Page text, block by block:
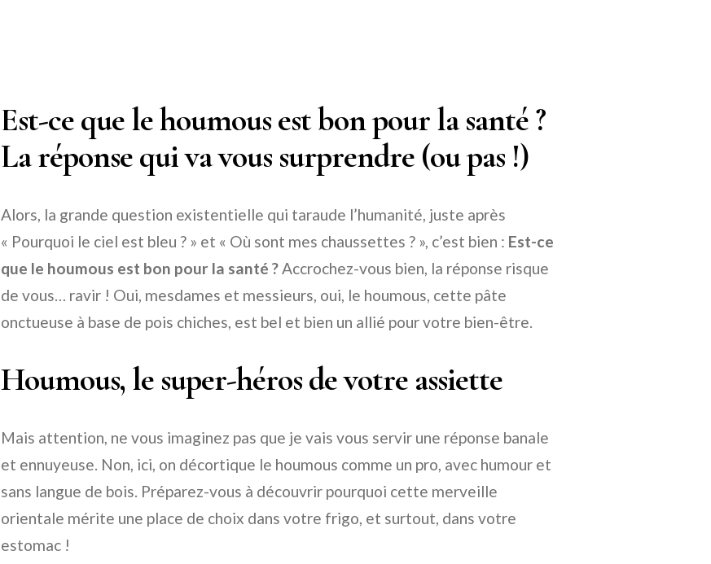
Est-ce que le houmous est bon pour la santé ?
La réponse qui va vous surprendre (ou pas !)
Alors, la grande question existentielle qui taraude l’humanité, juste après
« Pourquoi le ciel est bleu ? » et « Où sont mes chaussettes ? », c’est bien : Est-ce
que le houmous est bon pour la santé ?Accrochez-vous bien, la réponse risque
de vous… ravir ! Oui, mesdames et messieurs, oui, le houmous, cette pâte
onctueuse à base de pois chiches, est bel et bien un allié pour votre bien-être.
Houmous, le super-héros de votre assiette
Mais attention, ne vous imaginez pas que je vais vous servir une réponse banale
et ennuyeuse. Non, ici, on décortique le houmous comme un pro, avec humour et
sans langue de bois. Préparez-vous à découvrir pourquoi cette merveille
orientale mérite une place de choix dans votre frigo, et surtout, dans votre
estomac !